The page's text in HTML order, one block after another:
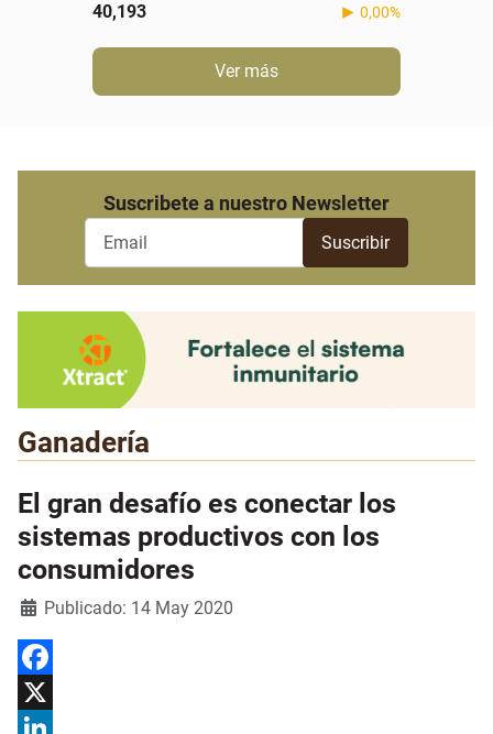
40,193 0,00%
Ver más
Suscribete a nuestro Newsletter
Ganadería
El gran desafío es conectar los
sistemas productivos con los
consumidores
Detalles
Publicado: 14 May 2020
Facebook
X